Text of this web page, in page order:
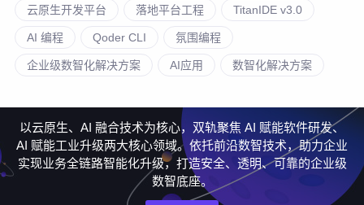
云原生开发平台 落地平台工程 TitanIDE v3.0
AI 编程 Qoder CLI 氛围编程
企业级数智化解决方案 AI应用 数智化解决方案
以云原生、AI 融合技术为核心，双轨聚焦 AI 赋能软件研发、
AI 赋能工业升级两大核心领域。依托前沿数智技术，助力企业
实现业务全链路智能化升级，打造安全、透明、可靠的企业级
数智底座。